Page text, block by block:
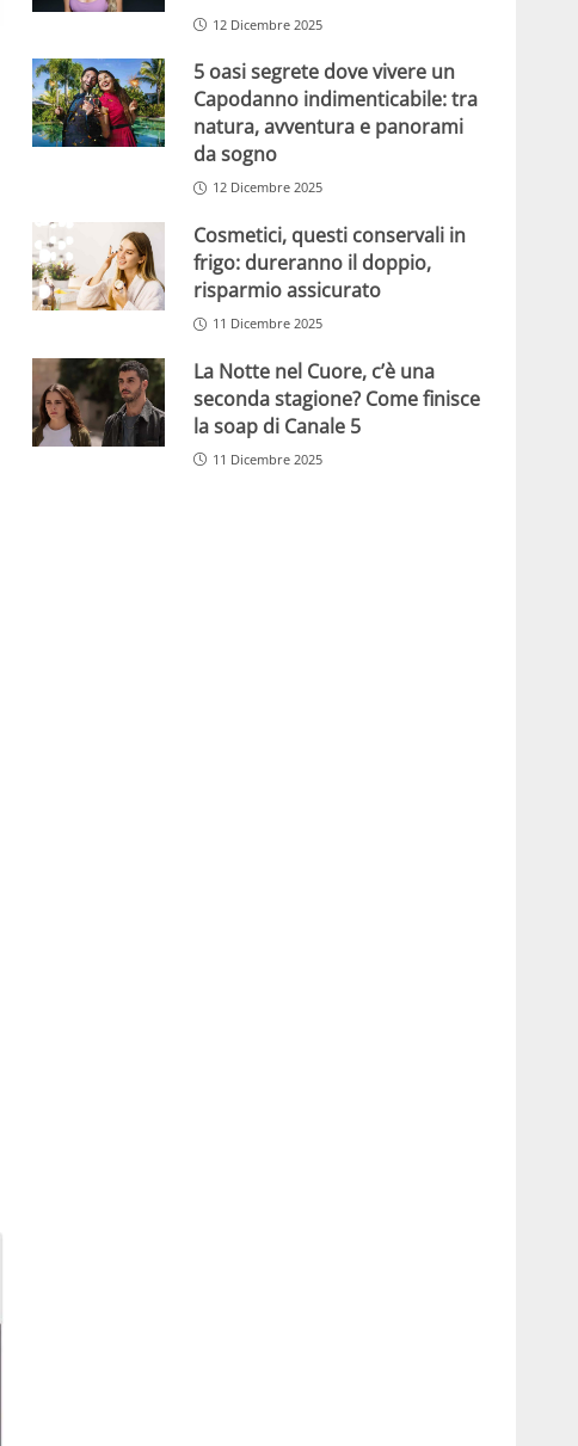
12 Dicembre 2025
5 oasi segrete dove vivere un
Capodanno indimenticabile: tra
natura, avventura e panorami
da sogno
12 Dicembre 2025
Cosmetici, questi conservali in
frigo: dureranno il doppio,
risparmio assicurato
11 Dicembre 2025
La Notte nel Cuore, c’è una
seconda stagione? Come finisce
la soap di Canale 5
11 Dicembre 2025